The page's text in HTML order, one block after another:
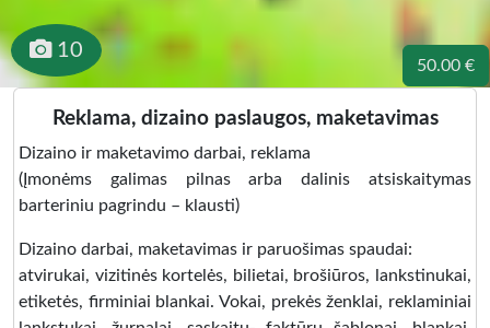
50.00 €
10
Reklama, dizaino paslaugos, maketavimas
Dizaino ir maketavimo darbai, reklama
(Įmonėms galimas pilnas arba dalinis atsiskaitymas
barteriniu pagrindu – klausti)
Dizaino darbai, maketavimas ir paruošimas spaudai:
atvirukai, vizitinės kortelės, bilietai, brošiūros, lankstinukai,
etiketės, firminiai blankai. Vokai, prekės ženklai, reklaminiai